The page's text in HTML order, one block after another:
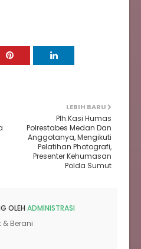
LEBIH BARU
Plh.Kasi Humas
Polrestabes Medan Dan
Anggotanya, Mengikuti
Pelatihan Photografi,
Presenter Kehumasan
Polda Sumut
OLEH ADMINISTRASI
& Berani